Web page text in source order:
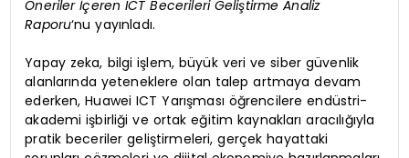
Öneriler İçeren ICT Becerileri Geliştirme Analiz
Raporu‘nu yayınladı.
Yapay zeka, bilgi işlem, büyük veri ve siber güvenlik
alanlarında yeteneklere olan talep artmaya devam
ederken, Huawei ICT Yarışması öğrencilere endüstri-
akademi işbirliği ve ortak eğitim kaynakları aracılığıyla
pratik beceriler geliştirmeleri, gerçek hayattaki